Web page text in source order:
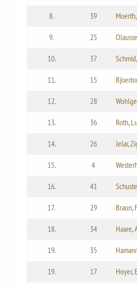
8. 39
9. 25
10. 37
11. 15
12. 28
13. 36 Roth,
14. 26 Jelar,
15. 4
16. 41
17. 29 Braun,
18. 34 Haare,
19. 35
19. 17 Hoyer,